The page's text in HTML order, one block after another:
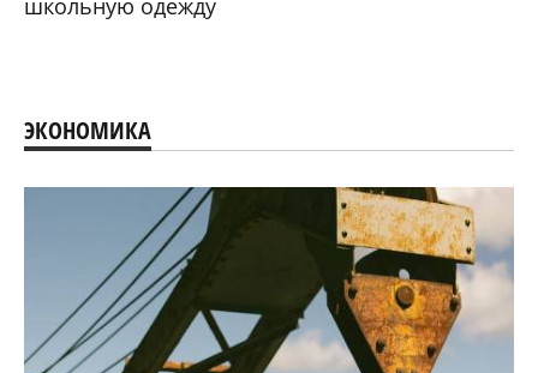
школьную одежду
ЭКОНОМИКА